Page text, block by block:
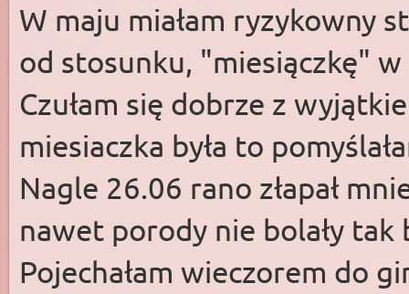
W maju miałam ryzykowny
od stosunku, "miesiączkę"
Czułam się dobrze z
miesiaczka była to
Nagle 26.06 rano złapał
nawet porody nie bolały tak
Pojechałam wieczorem do